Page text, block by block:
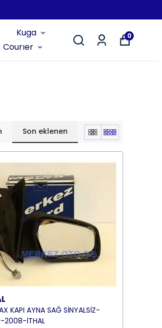
Kuga
Courıer
0
Son eklenen
KAPI AYNA SAĞ SİNYALSİZ-
2008-İTHAL